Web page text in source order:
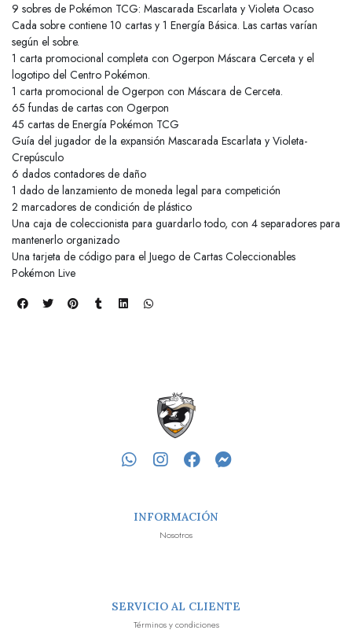
9 sobres de Pokémon TCG: Mascarada Escarlata y Violeta Ocaso
Cada sobre contiene 10 cartas y 1 Energía Básica. Las cartas varían
según el sobre.
1 carta promocional completa con Ogerpon Máscara Cerceta y el
logotipo del Centro Pokémon.
1 carta promocional de Ogerpon con Máscara de Cerceta.
65 fundas de cartas con Ogerpon
45 cartas de Energía Pokémon TCG
Guía del jugador de la expansión Mascarada Escarlata y Violeta-
Crepúsculo
6 dados contadores de daño
1 dado de lanzamiento de moneda legal para competición
2 marcadores de condición de plástico
Una caja de coleccionista para guardarlo todo, con 4 separadores para
mantenerlo organizado
Una tarjeta de código para el Juego de Cartas Coleccionables
Pokémon Live
INFORMACIÓN
Nosotros
SERVICIO AL CLIENTE
Términos y condiciones